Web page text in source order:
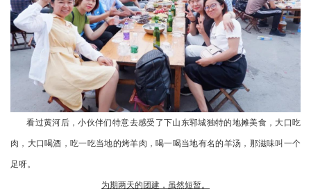
看过黄河后，小伙伴们特意去感受了下山东郓城独特的地摊美食，大口吃
肉，大口喝酒，吃一吃当地的烤羊肉，喝一喝当地有名的羊汤，那滋味叫一个
足呀。
为期两天的团建，虽然短暂。